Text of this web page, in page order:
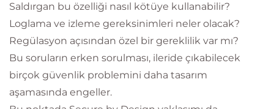
Saldırgan bu özelliği nasıl kötüye kullanabilir?
Loglama ve izleme gereksinimleri neler olacak?
Regülasyon açısından özel bir gereklilik var mı?
Bu soruların erken sorulması, ileride çıkabilecek
birçok güvenlik problemini daha tasarım
aşamasında engeller.